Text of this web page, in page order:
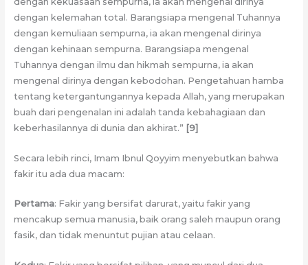
dengan kelemahan total. Barangsiapa mengenal Tuhannya
dengan kemuliaan sempurna, ia akan mengenal dirinya
dengan kehinaan sempurna. Barangsiapa mengenal
Tuhannya dengan ilmu dan hikmah sempurna, ia akan
mengenal dirinya dengan kebodohan. Pengetahuan hamba
tentang ketergantungannya kepada Allah, yang merupakan
buah dari pengenalan ini adalah tanda kebahagiaan dan
keberhasilannya di dunia dan akhirat.” [9]
Secara lebih rinci, Imam Ibnul Qoyyim menyebutkan bahwa
fakir itu ada dua macam:
Pertama: Fakir yang bersifat darurat, yaitu fakir yang
mencakup semua manusia, baik orang saleh maupun orang
fasik, dan tidak menuntut pujian atau celaan.